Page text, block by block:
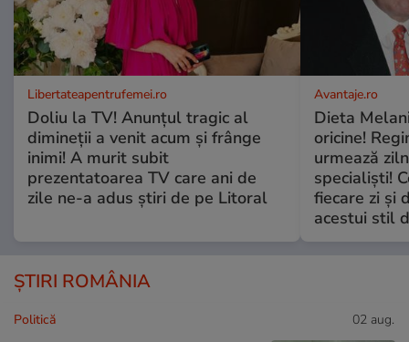
Libertateapentrufemei.ro
Doliu la TV! Anunțul tragic al
dimineții a venit acum și frânge
inimi! A murit subit
prezentatoarea TV care ani de
zile ne-a adus știri de pe Litoral
Avantaje.ro
Dieta
oricine!
urmează
specialiști!
fiecare zi și
acestui stil
ȘTIRI ROMÂNIA
Politică 02 aug.